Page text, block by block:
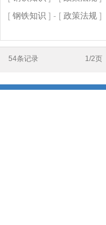
[ 钢铁知识 ] - [ 政策法规 ]
54条记录 1/2页